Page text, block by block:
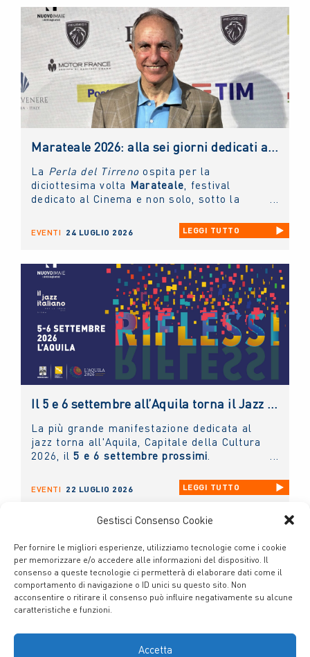
Gestisci Consenso Cookie
Per fornire le migliori esperienze, utilizziamo tecnologie come i cookie
per memorizzare e/o accedere alle informazioni del dispositivo. Il
consenso a queste tecnologie ci permetterà di elaborare dati come il
comportamento di navigazione o ID unici su questo sito. Non
acconsentire o ritirare il consenso può influire negativamente su alcune
caratteristiche e funzioni.
Accetta
italiano.
Marateale 2026: alla sei giorni dedicati al cinema e non solo, la masterclass del NUOVO IMAIE
La Perla del Tirreno ospita per la
diciottesima volta Marateale , festival
dedicato al Cinema e non solo, sotto la
Antonella Caramia. Fino
a domani proiezioni, eventi e incontri aperti
NUOVO IMAIEcon una masterclass sul
diritto connesso rivolta ai giovani artisti e
tenuta dal presidenteAndrea Miccichè.
EVENTI 24 LUGLIO 2026 LEGGI TUTTO
Il 5 e 6 settembre all’Aquila torna il Jazz Italiano per le Terre del Sisma: il NUOVO IMAIE c’è
La più grande manifestazione dedicata al
jazz torna all'Aquila, Capitale della Cultura
2026, il 5 e 6 settembre prossimi
EVENTI 22 LUGLIO 2026 LEGGI TUTTO
Cookie Policy Privacy Policy
Nuovo Istituto Mutualistico per la tutela dei diritti degli